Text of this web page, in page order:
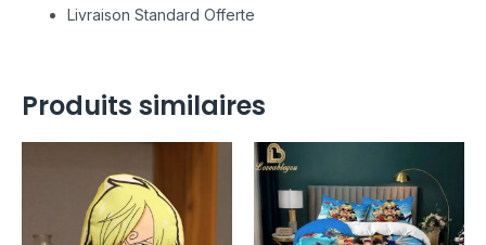
Livraison Standard Offerte
Produits similaires
prix :
79,90€
à
109,90€